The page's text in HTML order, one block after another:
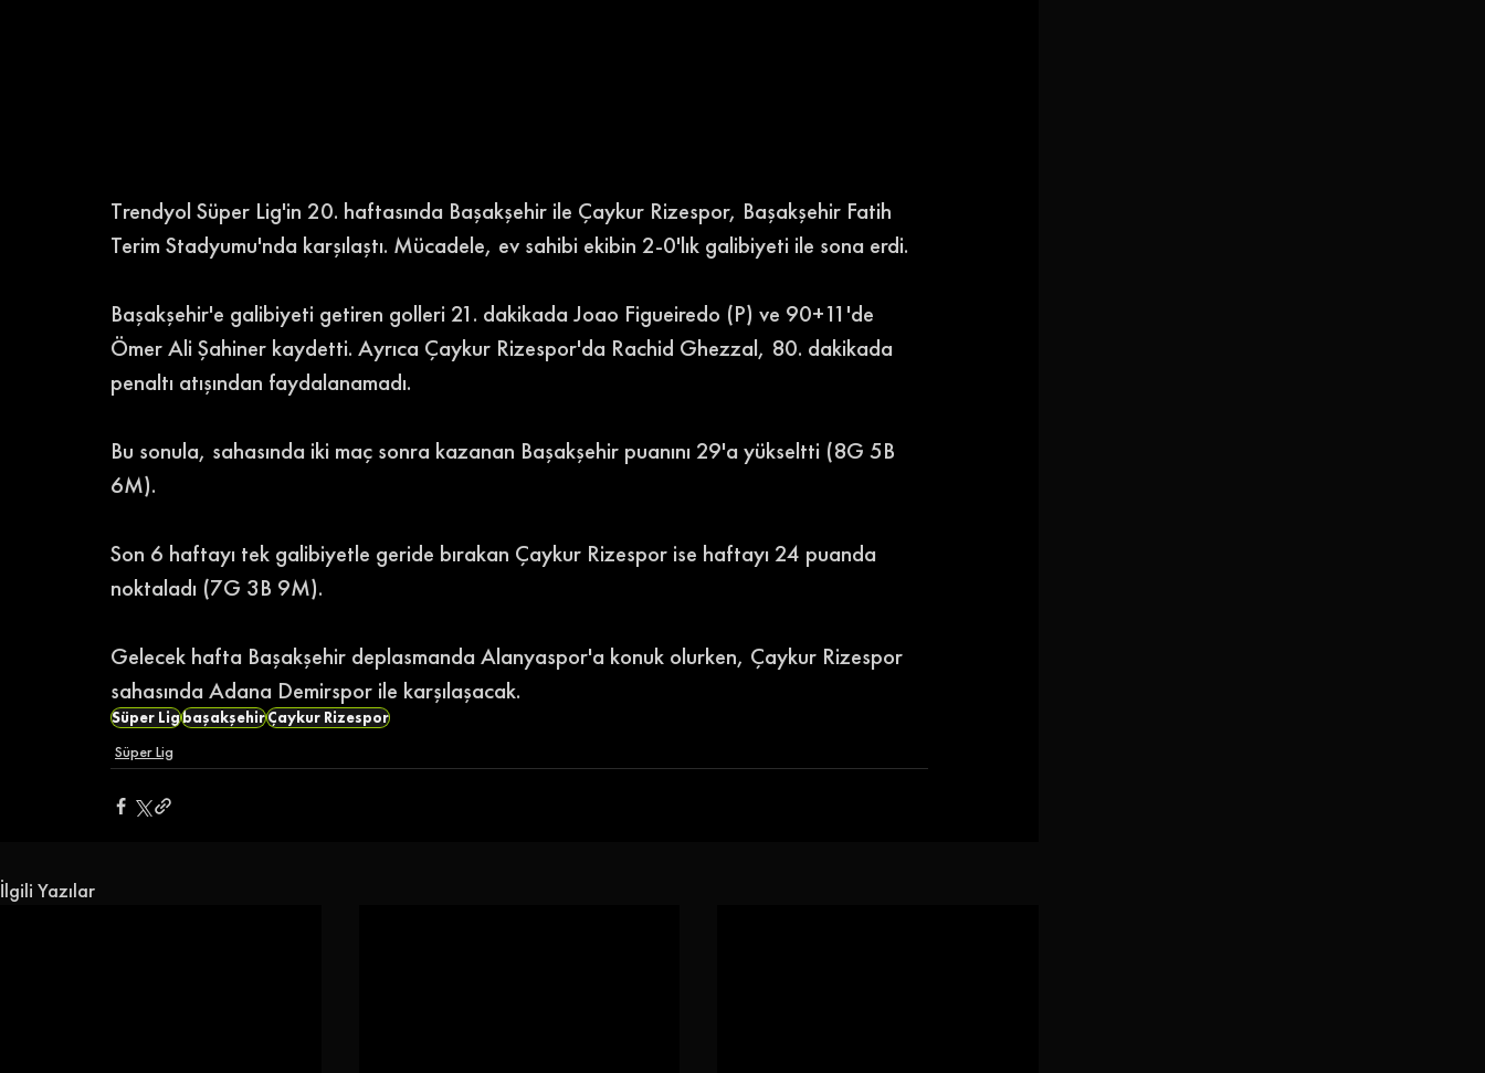
Trendyol Süper Lig'in 20. haftasında Başakşehir ile Çaykur Rizespor, Başakşehir Fatih
Terim Stadyumu'nda karşılaştı. Mücadele, ev sahibi ekibin 2-0'lık galibiyeti ile sona erdi.
Başakşehir'e galibiyeti getiren golleri 21. dakikada Joao Figueiredo (P) ve 90+11'de
Ömer Ali Şahiner kaydetti. Ayrıca Çaykur Rizespor'da Rachid Ghezzal, 80. dakikada
penaltı atışından faydalanamadı.
Bu sonula, sahasında iki maç sonra kazanan Başakşehir puanını 29'a yükseltti (8G 5B
6M).
Son 6 haftayı tek galibiyetle geride bırakan Çaykur Rizespor ise haftayı 24 puanda
noktaladı (7G 3B 9M).
Gelecek hafta Başakşehir deplasmanda Alanyaspor'a konuk olurken, Çaykur Rizespor
sahasında Adana Demirspor ile karşılaşacak.
Süper LigbaşakşehirÇaykur Rizespor
Süper Lig
İlgili Yazılar